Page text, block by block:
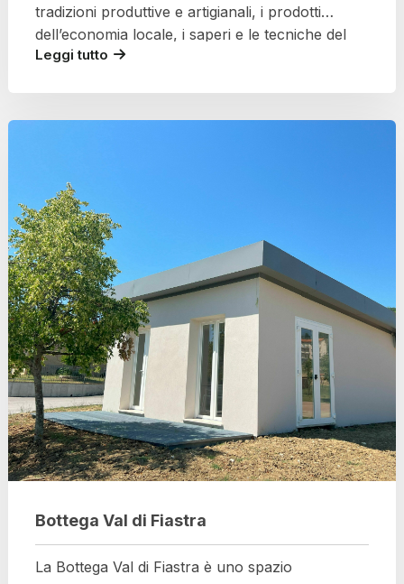
tradizioni produttive e artigianali, i prodotti
dell’economia locale, i saperi e le tecniche del
territorio.
Leggi tutto
Bottega Val di Fiastra
La Bottega Val di Fiastra è uno spazio